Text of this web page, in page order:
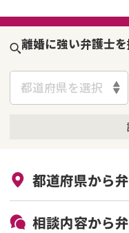
離婚に強い弁護士
都道府県を選択
初回相談無料
都道府県から
北海道・東北
相談内容から